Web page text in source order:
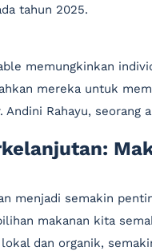
tahun 2025.
memungkinkan
mereka untuk
Andini Rahayu,
menjadi semakin
makanan kita
dan organik,